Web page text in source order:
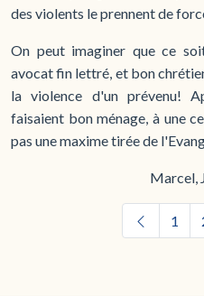
des violents le prennent de
On peut imaginer que ce
avocat fin lettré, et bon
la violence d'un prévenu!
faisaient bon ménage, à une
pas une maxime tirée de
Marcel,
1